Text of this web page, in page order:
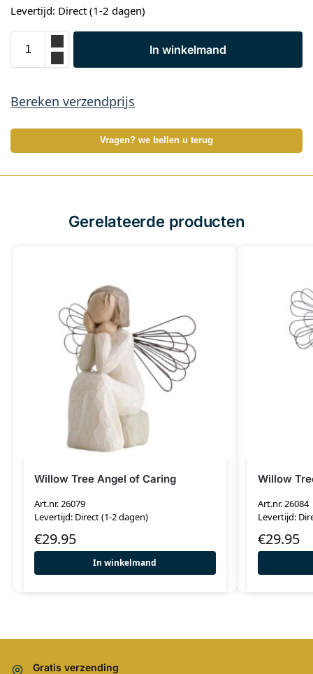
Levertijd: Direct (1-2 dagen)
In winkelmand
Bereken verzendprijs
Vragen? we bellen u terug
Gerelateerde producten
Willow Tree Angel of Caring
Art.nr. 26079
Levertijd: Direct (1-2 dagen)
€29.95
In winkelmand
Willow
Art.nr. 26084
Levertijd:
€29.95
Gratis verzending